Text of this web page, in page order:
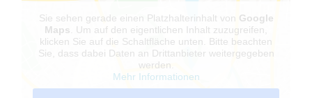
Sie sehen gerade einen Platzhalterinhalt von Google
Maps . Um auf den eigentlichen Inhalt zuzugreifen,
klicken Sie auf die Schaltfläche unten. Bitte beachten
Sie, dass dabei Daten an Drittanbieter weitergegeben
werden.
Mehr Informationen